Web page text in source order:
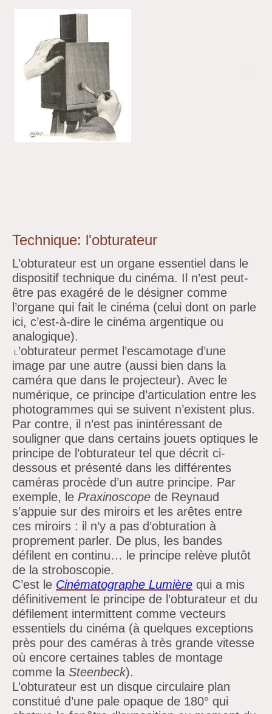
Technique: l'obturateur
L’obturateur est un organe essentiel dans le
dispositif technique du cinéma. Il n’est peut-
être pas exagéré de le désigner comme
l’organe qui fait le cinéma (celui dont on parle
ici, c’est-à-dire le cinéma argentique ou
analogique).
L ’obturateur permet l’escamotage d’une
image par une autre (aussi bien dans la
caméra que dans le projecteur). Avec le
numérique, ce principe d’articulation entre les
photogrammes qui se suivent n’existent plus.
Par contre, il n’est pas inintéressant de
souligner que dans certains jouets optiques le
principe de l’obturateur tel que décrit ci-
dessous et présenté dans les différentes
caméras procède d’un autre principe. Par
exemple, le Praxinoscope de Reynaud
s’appuie sur des miroirs et les arêtes entre
ces miroirs : il n’y a pas d’obturation à
proprement parler. De plus, les bandes
défilent en continu… le principe relève plutôt
de la stroboscopie.
C’est le Cinématographe Lumière qui a mis
définitivement le principe de l’obturateur et du
défilement intermittent comme vecteurs
essentiels du cinéma (à quelques exceptions
près pour des caméras à très grande vitesse
où encore certaines tables de montage
comme la Steenbeck).
L’obturateur est un disque circulaire plan
constitué d’une pale opaque de 180° qui